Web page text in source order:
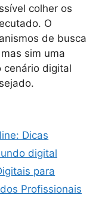
colher os
O
de busca
sim uma
cenário digital
Dicas
digital
para
Profissionais